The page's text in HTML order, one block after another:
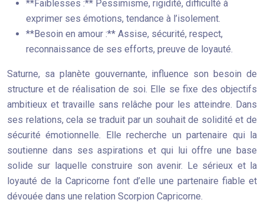
**Faiblesses :** Pessimisme, rigidité, difficulté à
exprimer ses émotions, tendance à l’isolement.
**Besoin en amour :** Assise, sécurité, respect,
reconnaissance de ses efforts, preuve de loyauté.
Saturne, sa planète gouvernante, influence son besoin de
structure et de réalisation de soi. Elle se fixe des objectifs
ambitieux et travaille sans relâche pour les atteindre. Dans
ses relations, cela se traduit par un souhait de solidité et de
sécurité émotionnelle. Elle recherche un partenaire qui la
soutienne dans ses aspirations et qui lui offre une base
solide sur laquelle construire son avenir. Le sérieux et la
loyauté de la Capricorne font d’elle une partenaire fiable et
dévouée dans une relation Scorpion Capricorne.